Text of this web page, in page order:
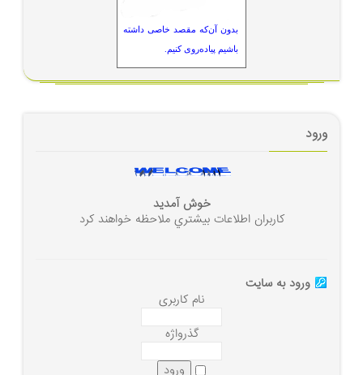
بدون آن‌که مقصد خاصی داشته
باشیم پیاده‌روی کنیم.
ورود
خوش آمديد
كاربران اطلاعات بيشتري ملاحظه خواهند كرد
ورود به سايت
نام کاربری
گذرواژه